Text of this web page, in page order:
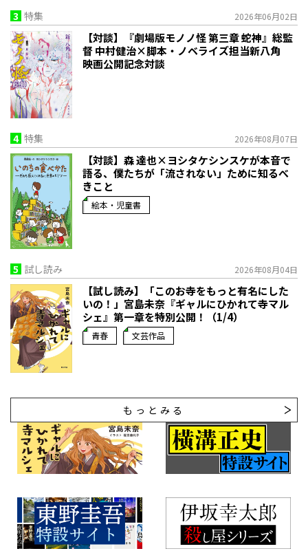
3 特集 2026年06月02日
【対談】『劇場版モノノ怪 第三章 蛇神』総監
督 中村健治×脚本・ノベライズ担当新八角
映画公開記念対談
4 特集 2026年08月07日
【対談】森 達也×ヨシタケシンスケが本音で
語る、僕たちが「流されない」ために知るべ
きこと
絵本・児童書
5 試し読み 2026年08月04日
【試し読み】「このお寺をもっと有名にした
いの！」宮島未奈『ギャルにひかれて寺マル
シェ』第一章を特別公開！（1/4）
青春 文芸作品
もっとみる